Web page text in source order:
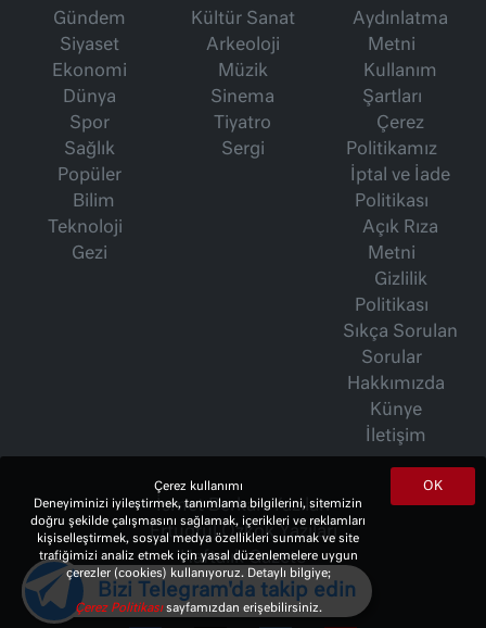
Gündem
Siyaset
Ekonomi
Dünya
Spor
Sağlık
Popüler
Bilim
Teknoloji
Gezi
Kültür Sanat
Arkeoloji
Müzik
Sinema
Tiyatro
Sergi
Aydınlatma
Metni
Kullanım
Şartları
Çerez
Politikamız
İptal ve İade
Politikası
Açık Rıza
Metni
Gizlilik
Politikası
Sıkça Sorulan
Sorular
Hakkımızda
Künye
İletişim
İsmet Berkan Yazıları
Ertuğrul Özkök Yazıları
Haftalık Gazete
OK
Çerez kullanımı
Deneyiminizi iyileştirmek, tanımlama bilgilerini, sitemizin
doğru şekilde çalışmasını sağlamak, içerikleri ve reklamları
kişiselleştirmek, sosyal medya özellikleri sunmak ve site
trafiğimizi analiz etmek için yasal düzenlemelere uygun
çerezler (cookies) kullanıyoruz. Detaylı bilgiye;
Çerez Politikasısayfamızdan erişebilirsiniz.
Bizi Telegram'da takip edin